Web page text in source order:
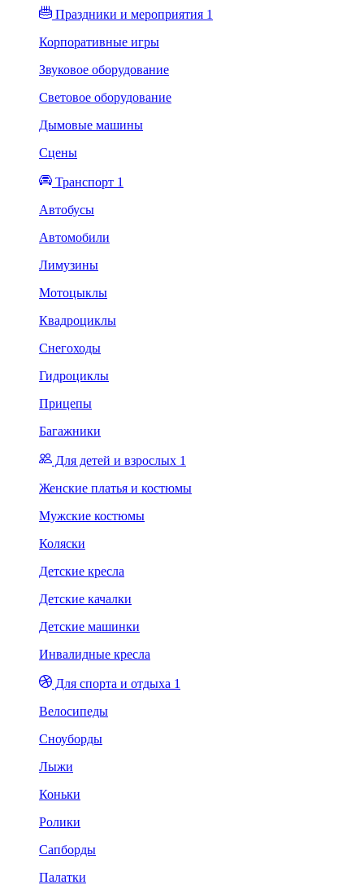
Праздники и мероприятия 1
Корпоративные игры
Звуковое оборудование
Световое оборудование
Дымовые машины
Сцены
Транспорт 1
Автобусы
Автомобили
Лимузины
Мотоцыклы
Квадроциклы
Снегоходы
Гидроциклы
Прицепы
Багажники
Для детей и взрослых 1
Женские платья и костюмы
Мужские костюмы
Коляски
Детские кресла
Детские качалки
Детские машинки
Инвалидные кресла
Для спорта и отдыха 1
Велосипеды
Сноуборды
Лыжи
Коньки
Ролики
Сапборды
Палатки